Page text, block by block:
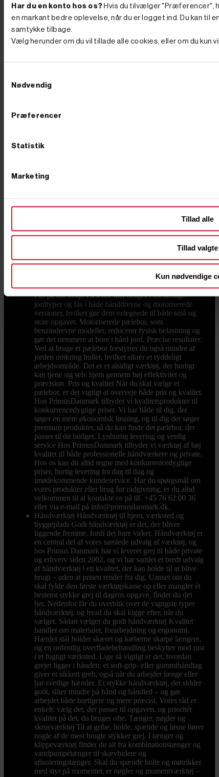
Har du en konto hos os? Hvis du tilvælger "Præferencer",
en markant bedre oplevelse, når du er logget ind. Du kan
samtykke tilbage.
Vælg herunder om du vil tillade alle cookies, eller om du kun
Nødvendig
Præferencer
Statistik
Marketing
Tillad alle
Tillad valgte
Kun nødvendige
flere huller hurtigt og præcist. Det er ideelt til større
projekter som opførelse af hegn, bygninger eller
installation af solcelleanlæg, og det kan bruges i
udfordrende jordtyper som ler eller sand. Fordelen ved
et benzindrevet pælebor er, at det kræver minimal
kræfter, især når der skal bores mange huller.
effektiv og pålidelig løsning til dit store projekt.
dine huller skal være. Vores pælebor kan fås i størrelser
overveje et bor med en diameter på 100 mm, mens
større huller kræver bor på 200 mm eller mere. Husk,
bruge et pælebor Der er mange fordele ved at investere
i et pælebor, hvis du skal i gang med et projekt, der
de største fordele: Spar tid og kræfter: Et pælebor er
effektivt. Det sparer både tid og kræfter i forhold til en
spade, hvilket gør det perfekt til projekter som
skaber smalle, lige huller, der giver bedre stabilitet for
pælene, hvilket øger holdbarheden af konstruktionen.
Pas på din krop: Pælebor kan bruges i forskellige
jordtyper og fås i både hånddrevne og motoriserede
versioner, hvilket gør dem velegnede til både små og
store opgaver. Motoriserede pælebor, som
benzindrevne modeller, reducerer fysisk belastning og
gør det nemmere at bore i hård jord. Præcise resultater:
Ved at bruge et pælebor forstyrrer du også mindre af
jorden omkring hullet, hvilket sikrer et ryddeligt
arbejdsområde. Det er et alsidigt værktøj, der hurtigt
kan tjene sig selv hjem gennem høj effektivitet og
præcision. Pris og kvalitet Når du skal vælge et
pælebor, er det vigtigt at overveje både pris og kvalitet.
Hos PrimusDanmark tilbyder vi kvalitetsprodukter til
konkurrencedygtige priser. Vi har både til dig, der
søger en mere økonomisk løsning, og til dig der søger
premium produkter, så du kan finde det pælebor, der
passer til dit budget. Lynhurtig levering og venlig
service Hos PrimusDanmark tilbyder vi værktøj af høj
kvalitet til både professionelle håndværkere og private.
Hos os kan du altid regne med konkurrencedygtige
priser, hurtig levering fra dag til dag og
imødekommende kundeservice. Har du spørgsmål om
vores produkter eller brug for rådgivning, er du altid
velkommen til at kontakte os på tlf. +45 76 62 00 36
eller via e-mail på info@primusdanmark.dk.
Håndværktøj Håndværktøj til hjem, værksted og
byggeplads Godt håndværktøj er det, der bliver
liggende fremme, fordi det bare virker. Håndværktøj er
en central del af vores samlede udvalg af værktøj, og
hos Primus Danmark har vi leveret grej til både private
og erhverv siden 2002, og vi har samlet et bredt udvalg
af håndværktøj i en kvalitet, der kan holde til at blive
brugt – uden at prisen render fra dig. Uanset om du
skal fylde den første værktøjskasse op eller mangler ét
bestemt stykke grej til dagens opgave, finder du det
her. Nedenfor får du overblik over de vigtigste typer
håndværktøj, og hvad du skal kigge efter, når du
vælger. Sådan vælger du godt håndværktøj Kvalitet
handler om materialer, forarbejdning og ergonomi.
Hærdet stål holder skæret og kæberne skarpe længere,
og en ordentlig overfladebehandling beskytter mod rust
i et fugtigt værksted. Lige så vigtigt er det, hvordan
grejet ligger i hånden: et soft-grip- eller gummihåndtag
giver et sikkert greb, også når du arbejder længe eller
har svedige hænder. Et stykke håndværktøj, der sidder
godt, sliter mindre på hånd og håndled – og gør
arbejdet både hurtigere og mere præcist. Vores råd er
enkelt: vælg det, der passer til opgaven, og prioritér
kvalitet på det, du bruger ofte. Tænger, nøgler og
skrueværktøj Til at gribe, holde, spænde og løsne hører
nogle af de mest brugte stykker grej. I tænger og
klippeværktøj finder du alt fra kombinationstænger og
vandpumpetænger til skævbidere og
afisoleringstænger. Skal du spænde bolte og møtrikker
med styr på momentet, er nøgler og momentværktøj –